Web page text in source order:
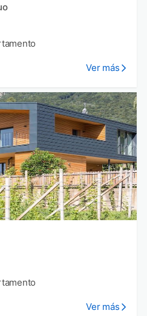
Ver más
Ver más